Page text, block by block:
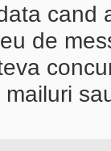
cand
de